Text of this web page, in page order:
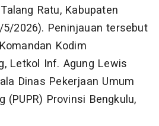
Ratu, Kabupaten
2026). Peninjauan tersebut
Kodim
Letkol Inf. Agung Lewis
Dinas Pekerjaan Umum
(PUPR) Provinsi Bengkulu,